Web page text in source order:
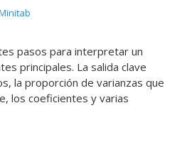
pasos para interpretar un
principales. La salida clave
la proporción de varianzas que
los coeficientes y varias